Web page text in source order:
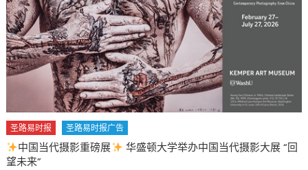
圣路易时报 圣路易时报广告
中国当代摄影重磅展
华盛顿大学举办中国当代摄影大展 “回
望未来”